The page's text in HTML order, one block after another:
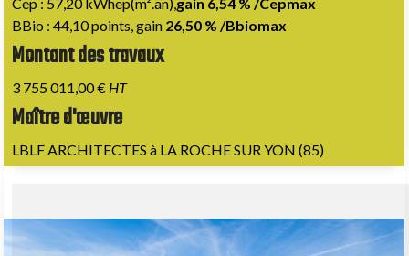
BBio : 44,10 points, gain 26,50 % /Bbiomax
Montant des travaux
3 755 011,00 € HT
Maître d'œuvre
LBLF ARCHITECTES à LA ROCHE SUR YON (85)